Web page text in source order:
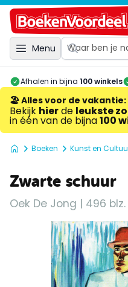
Menu
Afhalen in bijna 100 winkels
🏖️ Alles voor de vakantie:
Bekijk hierde leukste
in één van de bijna100
Boeken Kunst en
Zwarte schuur
Oek De Jong | 496 blz.